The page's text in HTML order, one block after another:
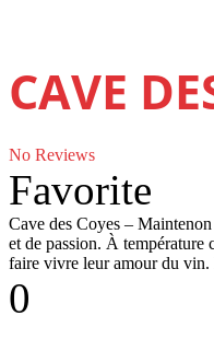
CAVE
No Reviews
Favorite
Cave des Coyes –
et de passion. À température
faire vivre leur amour du vin.
0